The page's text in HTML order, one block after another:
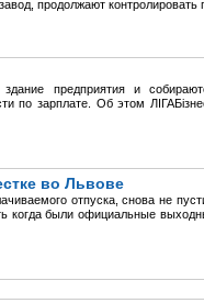
продолжают контролировать
здание предприятия и
по зарплате. Об этом
во Львове
отпуска, снова не
когда были официальные